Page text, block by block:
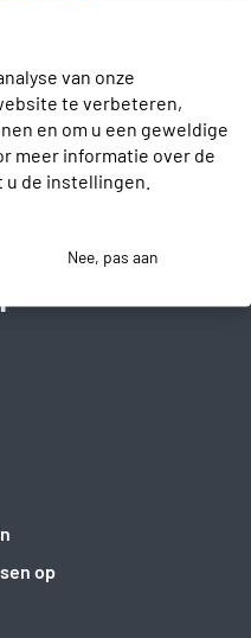
op
van onze
te verbeteren,
en om u een geweldige
meer informatie over de
de instellingen.
Nee, pas aan